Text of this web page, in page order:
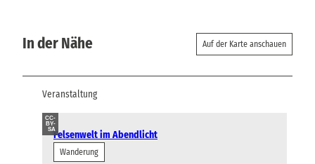
In der Nähe Auf der Karte anschauen
Veranstaltung
CC-
BY-
SAFelsenwelt im Abendlicht
Wanderung